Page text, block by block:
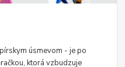
úsmevom - je po
ktorá vzbudzuje